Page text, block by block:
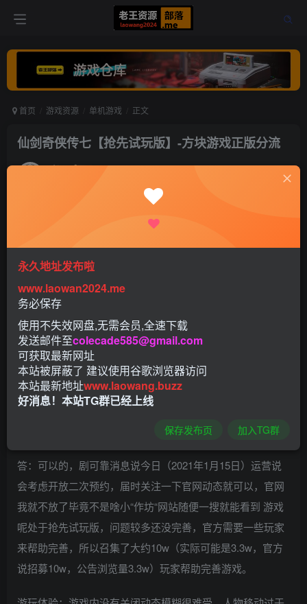
首页 游戏资源 单机游戏 正文
仙剑奇侠传七【抢先试玩版】-方块游戏正版分流
老王 打赏
仙剑算是老了，近期发布了仙剑奇侠传七的抢先试玩版 因为
平台搞限速收会员费很让人无语，部分宽带下速度比某度网
盘速度还低 今早预载入更新了大约5G的更新文件，我下完
提前打包了分享一下吧。
声明：这是正版游戏，需要资格。我只是分享下完整版的文
件让一些下载不动的人快一点下完
问：我错过了预约还能有机会参加吗？
答：可以的，剧可靠消息说今日（2021年1月15日）运营说
会考虑开放二次预约，届时关注一下官网动态就可以，官网
我就不放了毕竟不是啥小“作坊“网站随便一搜就能看到 游戏
呢处于抢先试玩版，问题较多还没完善，官方需要一些玩家
来帮助完善，所以召集了大约10w（实际可能是3.3w，官方
说招募10w，公告浏览量3.3w）玩家帮助完善游戏。
永久地址发布啦
www.laowan2024.me
务必保存
使用不失效网盘,无需会员,全速下载
发送邮件至colecade585@gmail.com
可获取最新网址
本站被屏蔽了 建议使用谷歌浏览器访问
本站最新地址www.laowang.buzz
好消息！本站TG群已经上线
保存发布页 加入TG群